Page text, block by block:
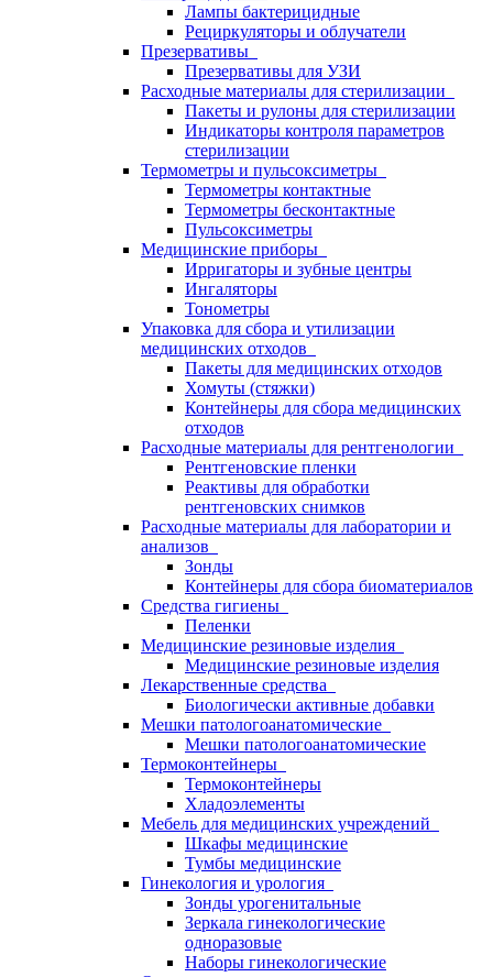
Лампы бактерицидные
Рециркуляторы и облучатели
Презервативы
Презервативы для УЗИ
Расходные материалы для стерилизации
Пакеты и рулоны для стерилизации
Индикаторы контроля параметров
стерилизации
Термометры и пульсоксиметры
Термометры контактные
Термометры бесконтактные
Пульсоксиметры
Медицинские приборы
Ирригаторы и зубные центры
Ингаляторы
Тонометры
Упаковка для сбора и утилизации
медицинских отходов
Пакеты для медицинских отходов
Хомуты (стяжки)
Контейнеры для сбора медицинских
отходов
Расходные материалы для рентгенологии
Рентгеновские пленки
Реактивы для обработки
рентгеновских снимков
Расходные материалы для лаборатории и
анализов
Зонды
Контейнеры для сбора биоматериалов
Средства гигиены
Пеленки
Медицинские резиновые изделия
Медицинские резиновые изделия
Лекарственные средства
Биологически активные добавки
Мешки патологоанатомические
Мешки патологоанатомические
Термоконтейнеры
Термоконтейнеры
Хладоэлементы
Мебель для медицинских учреждений
Шкафы медицинские
Тумбы медицинские
Гинекология и урология
Зонды урогенитальные
Зеркала гинекологические
одноразовые
Наборы гинекологические